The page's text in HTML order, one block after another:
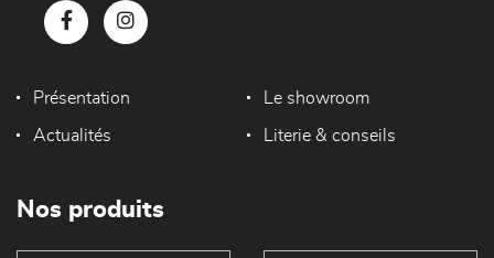
Présentation Le showroom
Actualités Literie & conseils
Nos produits